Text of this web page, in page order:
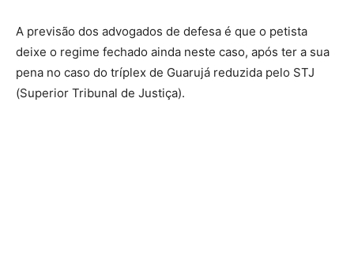
A previsão dos advogados de defesa é que o petista
deixe o regime fechado ainda neste caso, após ter a sua
pena no caso do tríplex de Guarujá reduzida pelo STJ
(Superior Tribunal de Justiça).